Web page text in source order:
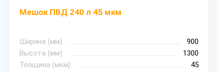
Мешок ПВД 240 л 45 мкм
Ширина (мм)
900
Высота (мм)
1300
Толщина (мкм)
45